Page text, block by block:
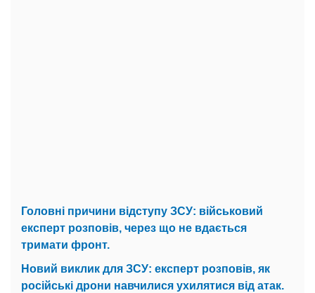
Головні причини відступу ЗСУ: військовий
експерт розповів, через що не вдається
тримати фронт.
Новий виклик для ЗСУ: експерт розповів, як
російські дрони навчилися ухилятися від атак.